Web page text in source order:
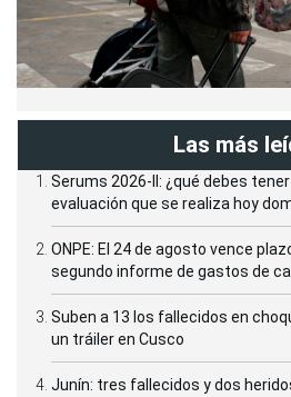
Las más
Serums 2026-II: ¿qué debes
evaluación que se realiza hoy
ONPE: El 24 de agosto vence
segundo informe de gastos de
Suben a 13 los fallecidos en
un tráiler en Cusco
Junín: tres fallecidos y dos